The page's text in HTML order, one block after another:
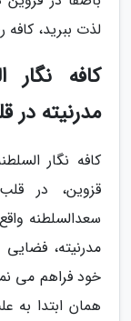
لذت ببرید،
کافه
مدرنیته در
کافه نگار
قزوین، در
سعدالسلطنه
مدرنیته،
همان ابتدا به